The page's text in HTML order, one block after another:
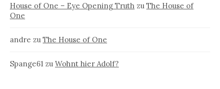
House of One – Eye Opening Truth zu The House of
One
andre zu The House of One
Spange61 zu Wohnt hier Adolf?